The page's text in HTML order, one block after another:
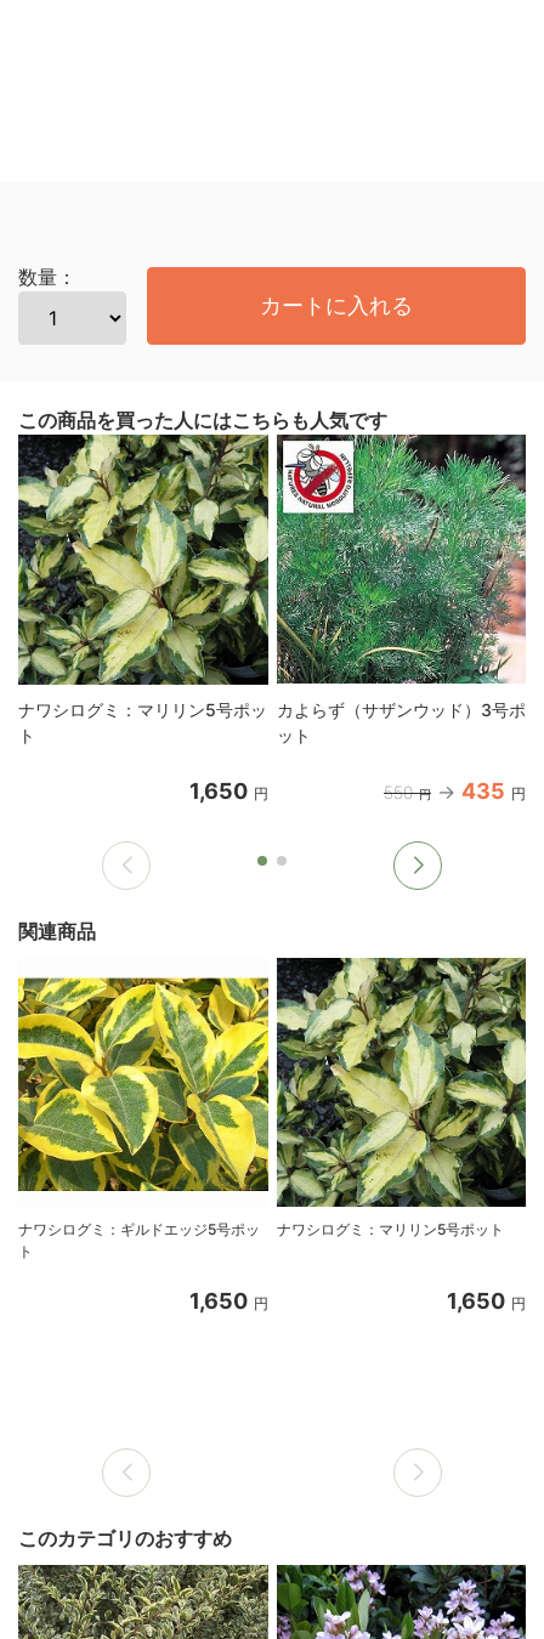
数量：
カートに入れる
この商品を買った人にはこちらも人気です
ナワシログミ：マリリン5号ポッ
ト
1,650 円
カよらず（サザンウッド）3号ポ
ット
550 円 435 円
関連商品
ナワシログミ：ギルドエッジ5号ポッ
ト
1,650 円
ナワシログミ：マリリン5号ポット
1,650 円
このカテゴリのおすすめ